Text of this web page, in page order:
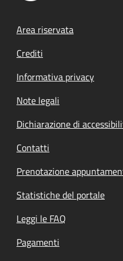
Footer menu
Area riservata
Crediti
Informativa privacy
Note legali
Dichiarazione di
Contatti
Prenotazione
Statistiche del portale
Leggi le FAQ
Pagamenti